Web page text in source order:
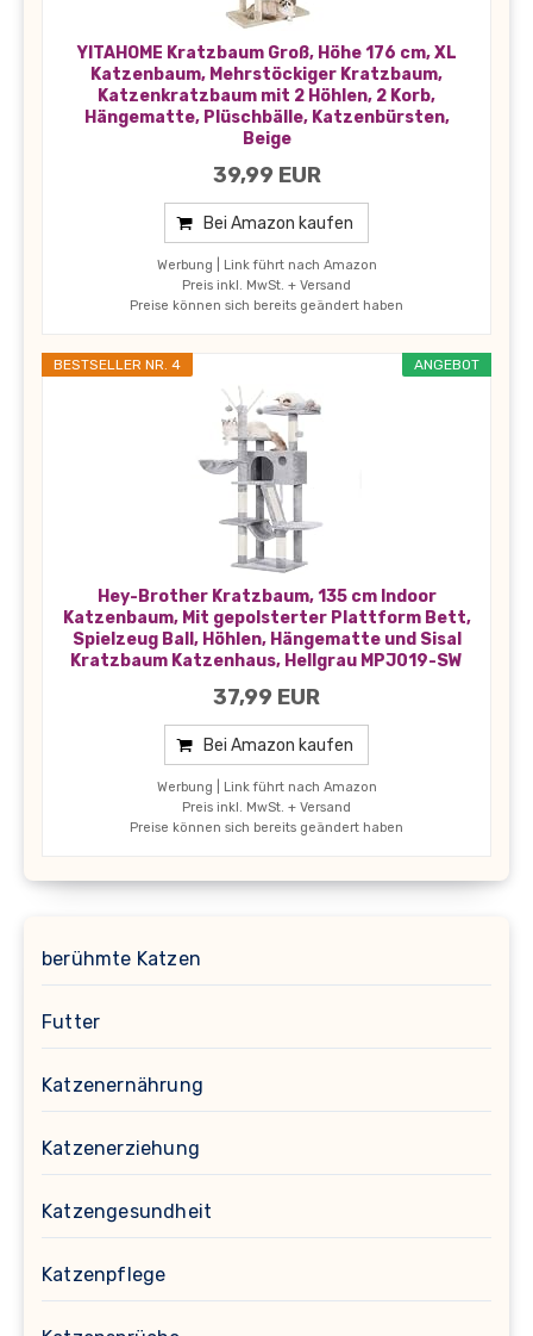
YITAHOME Kratzbaum Groß, Höhe 176 cm, XL
Katzenbaum, Mehrstöckiger Kratzbaum,
Katzenkratzbaum mit 2 Höhlen, 2 Korb,
Hängematte, Plüschbälle, Katzenbürsten,
Beige
39,99 EUR
Bei Amazon kaufen
Werbung | Link führt nach Amazon
Preis inkl. MwSt. + Versand
Preise können sich bereits geändert haben
ANGEBOT
BESTSELLER NR. 4
Hey-Brother Kratzbaum, 135 cm Indoor
Katzenbaum, Mit gepolsterter Plattform Bett,
Spielzeug Ball, Höhlen, Hängematte und Sisal
Kratzbaum Katzenhaus, Hellgrau MPJ019-SW
37,99 EUR
Bei Amazon kaufen
Werbung | Link führt nach Amazon
Preis inkl. MwSt. + Versand
Preise können sich bereits geändert haben
berühmte Katzen
Futter
Katzenernährung
Katzenerziehung
Katzengesundheit
Katzenpflege